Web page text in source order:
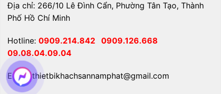
Địa chỉ: 266/10 Lê Đình Cẩn, Phường Tân Tạo, Thành
Phố Hồ Chí Minh
Hotline: 0909.214.842 0909.126.668
09.08.04.09.04
Email: thietbikhachsannamphat@gmail.com